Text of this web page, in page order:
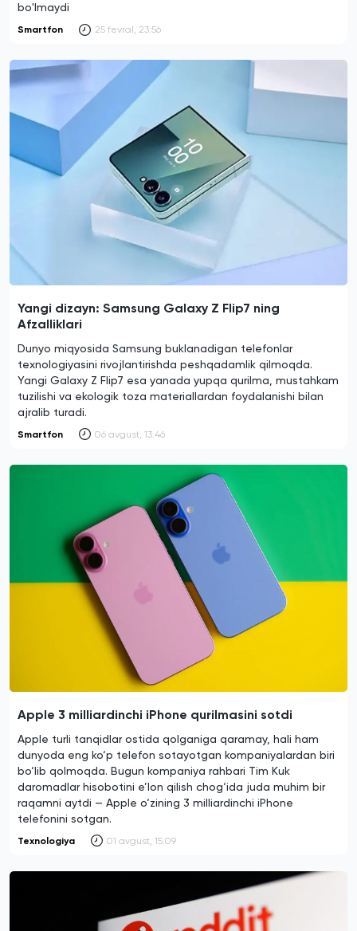
bo'lmaydi
Smartfon 25 fevral, 23:56
Yangi dizayn: Samsung Galaxy Z Flip7 ning
Afzalliklari
Dunyo miqyosida Samsung buklanadigan telefonlar
texnologiyasini rivojlantirishda peshqadamlik qilmoqda.
Yangi Galaxy Z Flip7 esa yanada yupqa qurilma, mustahkam
tuzilishi va ekologik toza materiallardan foydalanishi bilan
ajralib turadi.
Smartfon 06 avgust, 13:46
Apple 3 milliardinchi iPhone qurilmasini sotdi
Apple turli tanqidlar ostida qolganiga qaramay, hali ham
dunyoda eng ko‘p telefon sotayotgan kompaniyalardan biri
bo‘lib qolmoqda. Bugun kompaniya rahbari Tim Kuk
daromadlar hisobotini e’lon qilish chog‘ida juda muhim bir
raqamni aytdi — Apple o‘zining 3 milliardinchi iPhone
telefonini sotgan.
Texnologiya 01 avgust, 15:09